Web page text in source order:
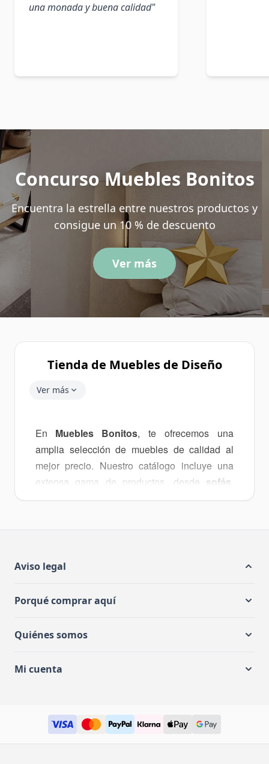
una monada y buena calidad"
Concurso Muebles Bonitos
Encuentra la estrella entre nuestros productos y
consigue un 10 % de descuento
Ver más
Tienda de Muebles de Diseño
Ver más
En Muebles Bonitos, te ofrecemos una
amplia selección de muebles de calidad al
mejor precio. Nuestro catálogo incluye una
extensa gama de productos, desde sofás
mesas,camas, hasta todo lo que necesitas
únicos y acogedores en tu hogar. Todos
pensando en ti, por eso trabajamos con los
duraderos, de alta calidad y a precios
ayudarte en lo que necesites, desde el
Aviso legal
Porqué comprar aquí
Quiénes somos
Mi cuenta